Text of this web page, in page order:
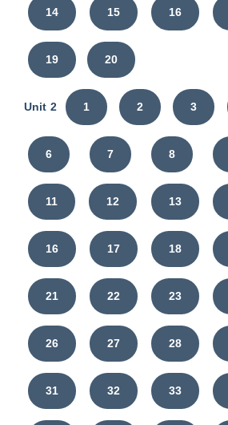
14 15 16
19 20
Unit 2 1 2 3
6 7 8
11 12 13
16 17 18
21 22 23
26 27 28
31 32 33